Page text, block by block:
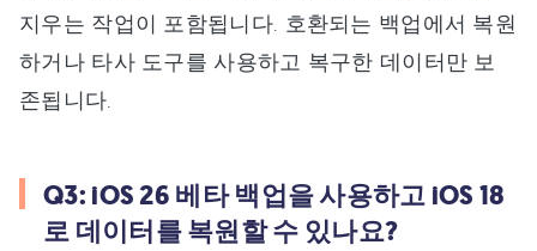
지우는 작업이 포함됩니다. 호환되는 백업에서 복원
하거나 타사 도구를 사용하고 복구한 데이터만 보
존됩니다.
Q3: iOS 26 베타 백업을 사용하고 iOS 18
로 데이터를 복원할 수 있나요?